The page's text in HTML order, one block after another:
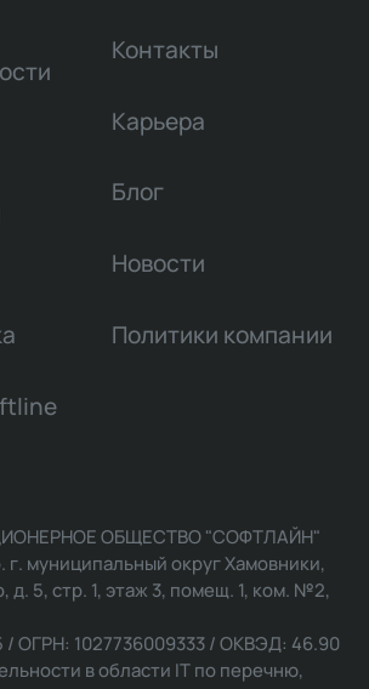
Контакты
Карьера
Блог
Новости
Политики компании
ОБЩЕСТВО "СОФТЛАЙН"
г. муниципальный округ Хамовники,
д. 5, стр. 1, этаж 3, помещ. 1, ком. №2,
/ ОГРН: 1027736009333 / ОКВЭД: 46.90
в области IT по перечню,